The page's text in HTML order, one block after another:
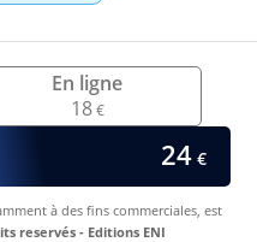
En ligne
18€
24€
à des fins commerciales, est
reservés - Editions ENI